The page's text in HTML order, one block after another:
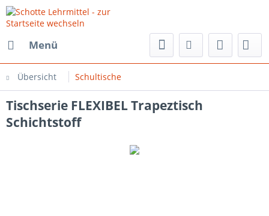
Menü
Übersicht Schultische
Tischserie FLEXIBEL Trapeztisch
Schichtstoff